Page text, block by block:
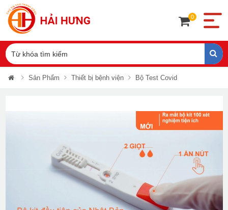
0
Sản Phẩm Thiết bị bệnh viện Bộ Test Covid